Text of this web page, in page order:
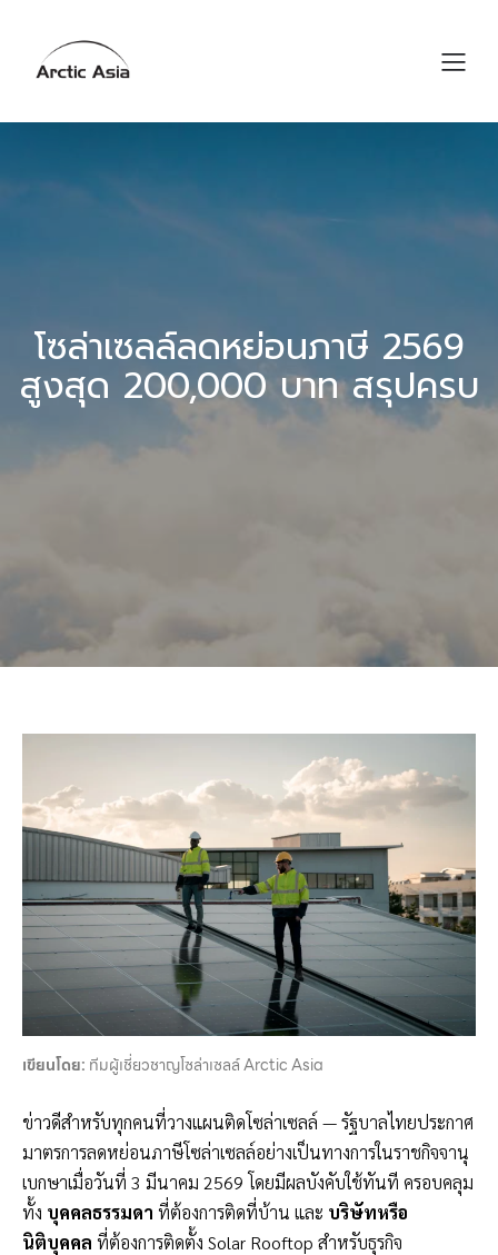
โซล่าเซลล์ลดหย่อนภาษี 2569
สูงสุด 200,000 บาท สรุปครบ
เขียนโดย: ทีมผู้เชี่ยวชาญโซล่าเซลล์ Arctic Asia
ข่าวดีสำหรับทุกคนที่วางแผนติดโซล่าเซลล์ — รัฐบาลไทยประกาศ
มาตรการลดหย่อนภาษีโซล่าเซลล์อย่างเป็นทางการในราชกิจจานุ
เบกษาเมื่อวันที่ 3 มีนาคม 2569 โดยมีผลบังคับใช้ทันที ครอบคลุม
ทั้ง บุคคลธรรมดา ที่ต้องการติดที่บ้าน และ บริษัทหรือ
นิติบุคคล ที่ต้องการติดตั้ง Solar Rooftop สำหรับธุรกิจ